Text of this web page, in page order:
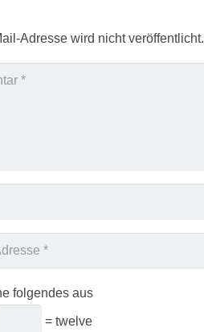
Adresse wird nicht veröffentlicht.
folgendes aus
= twelve